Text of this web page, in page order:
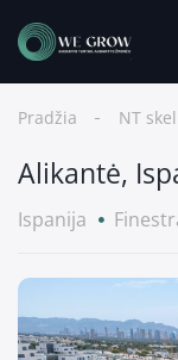
Pradžia NT
Alikantė,
Ispanija